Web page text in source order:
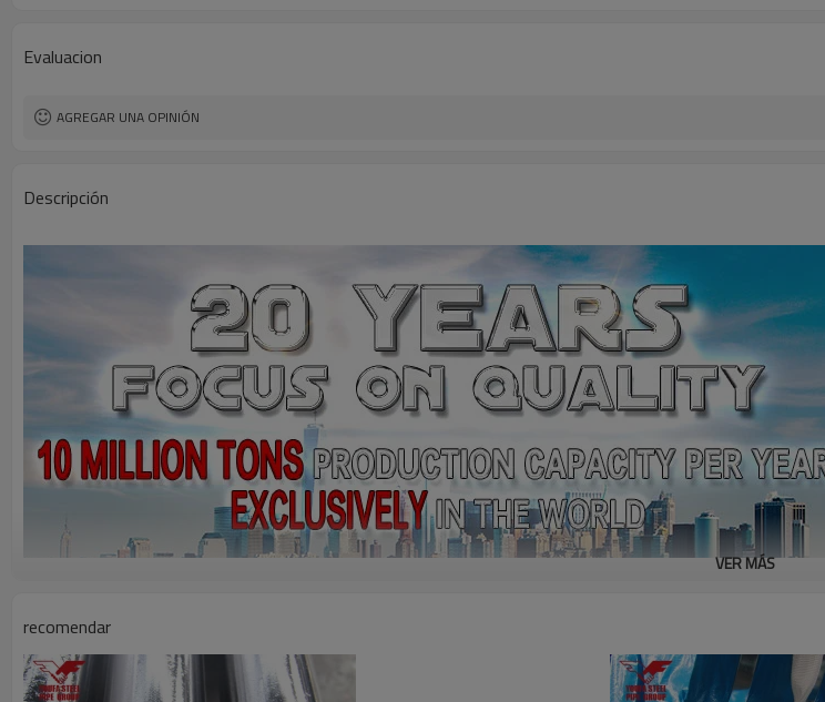
Evaluacion
AGREGAR UNA OPINIÓN
Descripción
VER MÁS
recomendar